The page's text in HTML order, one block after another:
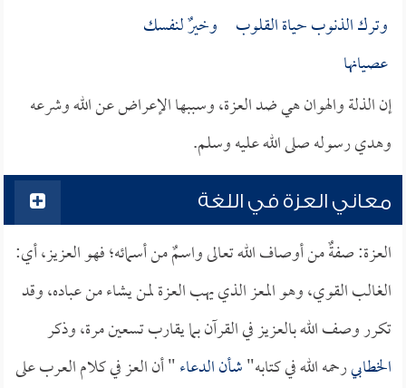
وترك الذنوب حياة القلوب وخيرٌ لنفسك
عصيانها
إن الذلة والهوان هي ضد العزة، وسببها الإعراض عن الله وشرعه
وهدي رسوله صلى الله عليه وسلم.
معاني العزة في اللغة
العزة: صفةٌ من أوصاف الله تعالى واسمٌ من أسمائه؛ فهو العزيز، أي:
الغالب القوي، وهو المعز الذي يهب العزة لمن يشاء من عباده، وقد
تكرر وصف الله بالعزيز في القرآن بما يقارب تسعين مرة، وذكر
الخطابيرحمه الله في كتابه"شأن الدعاء" أن العز في كلام العرب على